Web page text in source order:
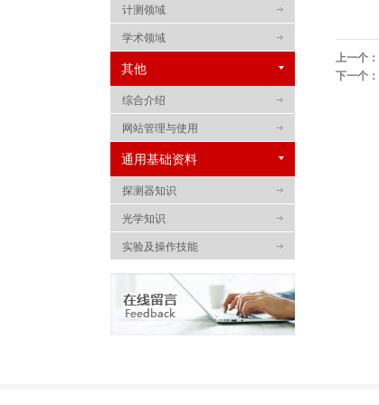
计测领域
学术领域
其他
综合介绍
网站管理与使用
通用基础资料
探测器知识
光学知识
实验及操作技能
SLM文献
上一个：
下一个：